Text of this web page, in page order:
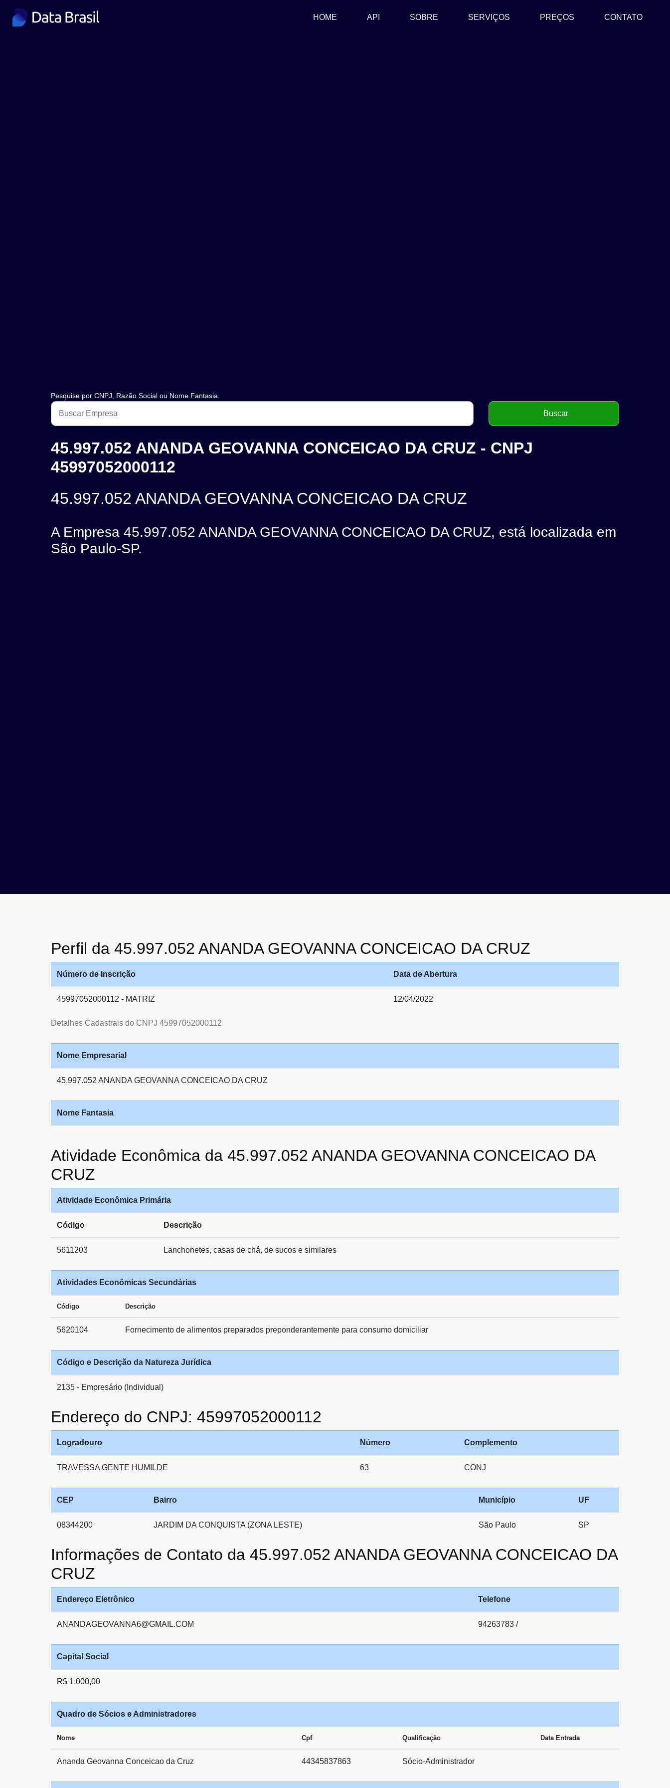
HOME (CURRENT)
API SOBRE SERVIÇOS PREÇOS CONTATO
Pesquise por CNPJ, Razão Social ou Nome Fantasia.
45.997.052 ANANDA GEOVANNA CONCEICAO DA CRUZ - CNPJ
45997052000112
45.997.052 ANANDA GEOVANNA CONCEICAO DA CRUZ
A Empresa 45.997.052 ANANDA GEOVANNA CONCEICAO DA CRUZ, está localizada em
São Paulo-SP.
Perfil da 45.997.052 ANANDA GEOVANNA CONCEICAO DA CRUZ
Detalhes Cadastrais do CNPJ 45997052000112
Número de Inscrição Data de Abertura
45997052000112 - MATRIZ 12/04/2022
Nome Empresarial
45.997.052 ANANDA GEOVANNA CONCEICAO DA CRUZ
Nome Fantasia
Atividade Econômica da 45.997.052 ANANDA GEOVANNA CONCEICAO DA
CRUZ
Atividade Econômica Primária
Código Descrição
5611203 Lanchonetes, casas de chá, de sucos e similares
Atividades Econômicas Secundárias
Código Descrição
5620104 Fornecimento de alimentos preparados preponderantemente para consumo domiciliar
Código e Descrição da Natureza Jurídica
2135 - Empresário (Individual)
Endereço do CNPJ: 45997052000112
Logradouro Número Complemento
TRAVESSA GENTE HUMILDE 63 CONJ
CEP Bairro Município UF
08344200 JARDIM DA CONQUISTA (ZONA LESTE) São Paulo SP
Informações de Contato da 45.997.052 ANANDA GEOVANNA CONCEICAO DA
CRUZ
Endereço Eletrônico Telefone
ANANDAGEOVANNA6@GMAIL.COM 94263783 /
Capital Social
R$ 1.000,00
Quadro de Sócios e Administradores
Nome Cpf Qualificação Data Entrada
Ananda Geovanna Conceicao da Cruz 44345837863 Sócio-Administrador